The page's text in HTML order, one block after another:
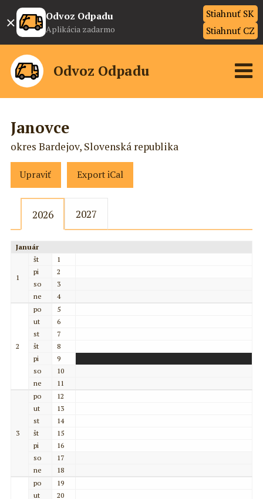
× Odvoz Odpadu
Aplikácia zadarmo
Stiahnuť SK
Stiahnuť CZ
Odvoz Odpadu
Janovce
okres Bardejov, Slovenská republika
Upraviť Export iCal
2026 2027
Január
1
št
1
pi
2
so
3
ne
4
2
po
5
ut
6
st
7
št
8
pi
9
so
10
ne
11
3
po
12
ut
13
st
14
št
15
pi
16
so
17
ne
18
po
19
ut
20